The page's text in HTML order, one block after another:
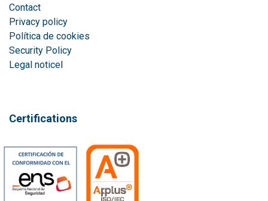
Contact
Privacy policy
Política de cookies
Security Policy
Legal noticel
Certifications